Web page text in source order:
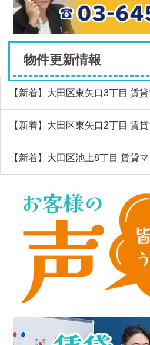
物件更新情報
【新着】大田区東矢口3丁目 賃
【新着】大田区東矢口2丁目 賃
【新着】大田区池上8丁目 賃貸